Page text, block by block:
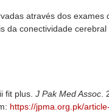
através dos exames
da conectividade cerebral
fit plus. J Pak Med Assoc .
https://jpma.org.pk/article-